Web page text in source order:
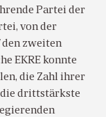
Partei der
von der
zweiten
EKRE konnte
die Zahl ihrer
die drittstärkste